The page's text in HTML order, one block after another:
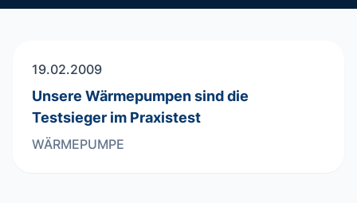
19.02.2009
Unsere Wärmepumpen sind die
Testsieger im Praxistest
WÄRMEPUMPE